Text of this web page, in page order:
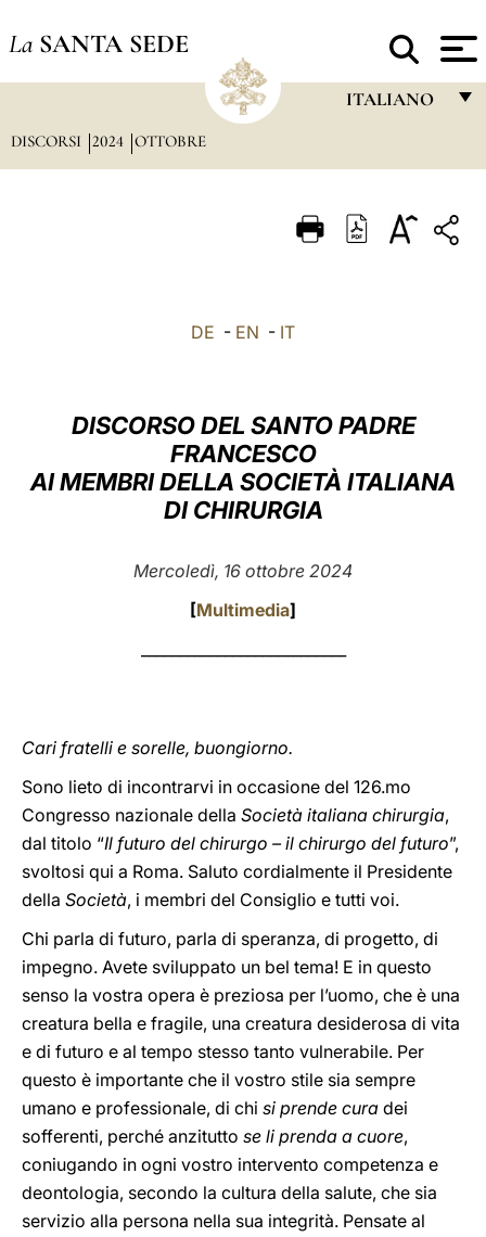
La SANTA SEDE
ITALIANO
ITALIANO
العربيّة
中文
DISCORSI 2024 OTTOBRE
DE - EN - IT
DISCORSO DEL SANTO PADRE
FRANCESCO
AI MEMBRI DELLA SOCIETÀ ITALIANA
DI CHIRURGIA
Mercoledì, 16 ottobre 2024
[Multimedia]
Cari fratelli e sorelle, buongiorno.
Sono lieto di incontrarvi in occasione del 126.mo
Congresso nazionale della Società italiana chirurgia,
dal titolo “Il futuro del chirurgo – il chirurgo del futuro”,
svoltosi qui a Roma. Saluto cordialmente il Presidente
della Società, i membri del Consiglio e tutti voi.
Chi parla di futuro, parla di speranza, di progetto, di
impegno. Avete sviluppato un bel tema! E in questo
senso la vostra opera è preziosa per l’uomo, che è una
creatura bella e fragile, una creatura desiderosa di vita
e di futuro e al tempo stesso tanto vulnerabile. Per
questo è importante che il vostro stile sia sempre
umano e professionale, di chi si prende cura dei
sofferenti, perché anzitutto se li prenda a cuore,
coniugando in ogni vostro intervento competenza e
deontologia, secondo la cultura della salute, che sia
servizio alla persona nella sua integrità. Pensate al